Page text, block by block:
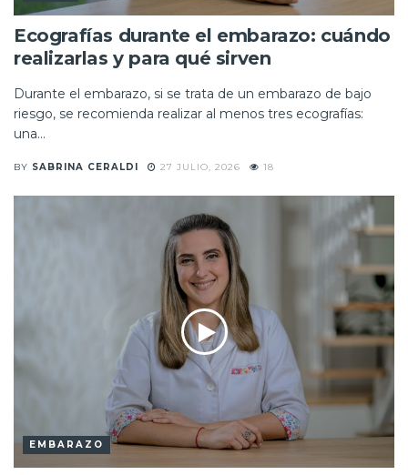
Ecografías durante el embarazo: cuándo
realizarlas y para qué sirven
Durante el embarazo, si se trata de un embarazo de bajo
riesgo, se recomienda realizar al menos tres ecografías:
una...
BY SABRINA CERALDI 27 JULIO, 2026 18
EMBARAZO